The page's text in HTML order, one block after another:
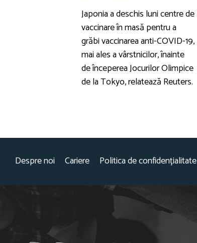
Japonia a deschis luni centre de
vaccinare în masă pentru a
grăbi vaccinarea anti-COVID-19,
mai ales a vârstnicilor, înainte
de începerea Jocurilor Olimpice
de la Tokyo, relatează Reuters.
Despre noi Cariere Politica de confidențialitate